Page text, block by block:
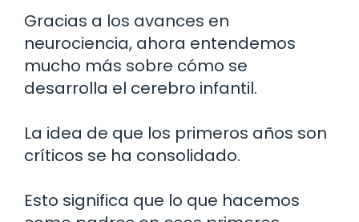
Gracias a los avances en
neurociencia, ahora entendemos
mucho más sobre cómo se
desarrolla el cerebro infantil.
La idea de que los primeros años son
críticos se ha consolidado.
Esto significa que lo que hacemos